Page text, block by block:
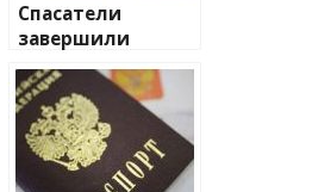
Спасатели
завершили
операцию по
эвакуации
«Лагеря
несогласных»